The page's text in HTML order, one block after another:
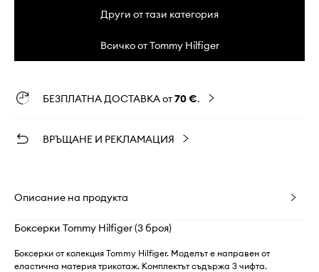
Други от тази категория
Всичко от Tommy Hilfiger
БЕЗПЛАТНА ДОСТАВКА от70 €.
ВРЪЩАНЕ И РЕКЛАМАЦИЯ
Описание на продукта
Боксерки Tommy Hilfiger (3 броя)
Боксерки от колекция Tommy Hilfiger. Моделът е направен от
еластична материя трикотаж. Комплектът съдържа 3 чифта.